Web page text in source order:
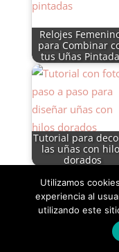
Relojes
para Combinar
tus Uñas
Tutorial para
las uñas con
dorados
Uñas mate: Sé
difente con
Utilizamos
experiencia al
utilizando este